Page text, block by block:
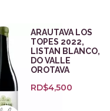
ARAUTAVA LOS
TOPES 2022,
LISTAN BLANCO,
DO VALLE
OROTAVA
RD$4,500